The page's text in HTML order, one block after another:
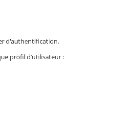
d'authentification.
profil d’utilisateur :